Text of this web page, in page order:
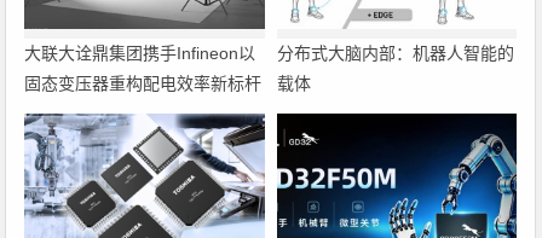
大联大诠鼎集团携手Infineon以
固态变压器重构配电效率新标杆
分布式大脑内部：机器人智能的
载体